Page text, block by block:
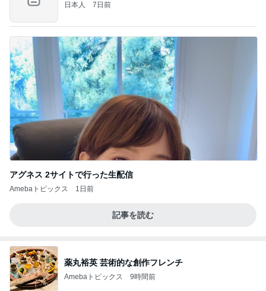
日本人 7日前
アグネス 2サイトで行った生配信
Amebaトピックス 1日前
記事を読む
薬丸裕英 芸術的な創作フレンチ
Amebaトピックス 9時間前